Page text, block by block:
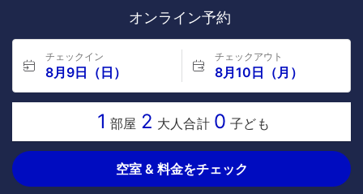
オンライン予約
チェックイン
8月9日（日）
チェックアウト
8月10日（月）
1 部屋 2 大人合計 0 子ども
空室 & 料金をチェック